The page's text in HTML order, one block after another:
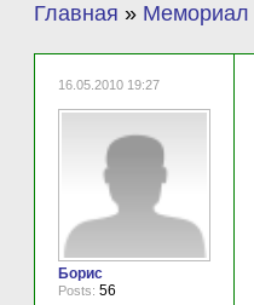
Главная » Мемориал
16.05.2010 19:27
Борис
Posts: 56